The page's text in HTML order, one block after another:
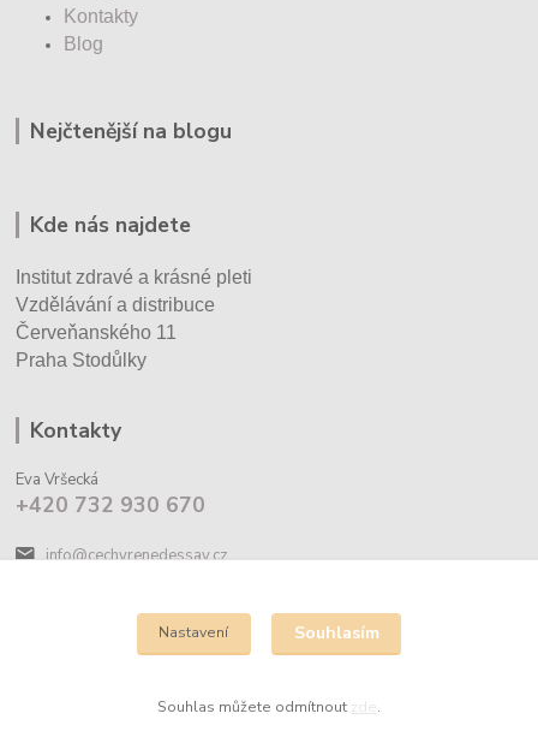
Kontakty
Blog
Nejčtenější na blogu
Kde nás najdete
Institut zdravé a krásné pleti
Vzdělávání a distribuce
Červeňanského 11
Praha Stodůlky
Kontakty
Eva Vršecká
+420 732 930 670
info@cechyrenedessay.cz
Nastavení Souhlasím
Souhlas můžete odmítnout zde .